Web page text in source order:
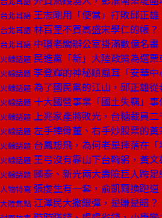
台北耳語 王志剛用「便當」打敗邱正雄
台北耳語 林百里不買高盛宋學仁的帳？
台北耳語 中環老闆辦公室掛滿數億名畫
火線話題 民進黨「新」大陸政策為選票
火線話題 李登輝的神秘順風耳「安華中
火線話題 為了國民黨的江山，邱正雄從
火線話題 十大國營事業「國土失竊」
火線話題 上兆家產將敗光，台糖裁員二
火線話題 左手捧骨董、右手炒股票的黃
火線話題 台鳳想飛，為何老是摔落在「
火線話題 王弓沒有靠山下台鞠躬，黃
火線話題 國泰、新光兩大壽險巨人跨足
人物特寫 張虔生有一套，俞凱爾換跑道
大陸焦點 江澤民大撒銀彈，是賺是賠？